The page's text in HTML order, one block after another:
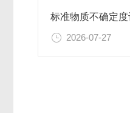
2026-07-27